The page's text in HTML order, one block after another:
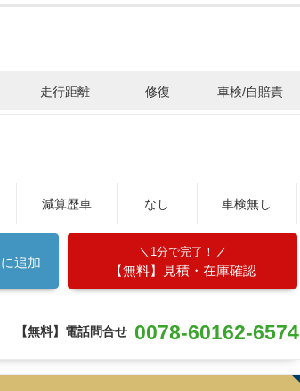
走行距離 修復 車検/自賠責
減算歴車 なし 車検無し
追加
1分で完了！
【無料】見積・在庫確認
【無料】電話問合せ 0078-60162-6574